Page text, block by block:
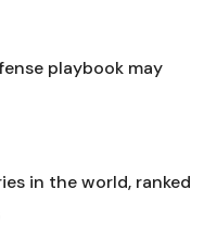
playbook may
in the world, ranked